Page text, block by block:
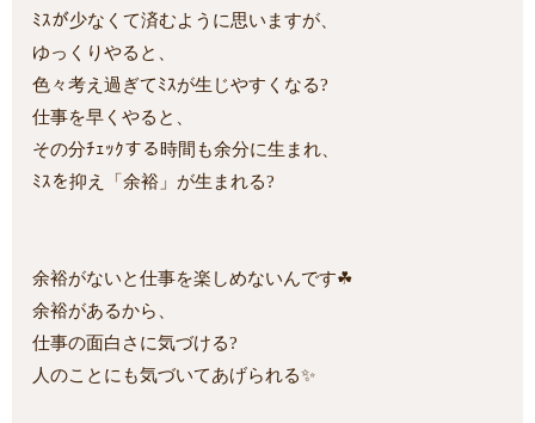
ﾐｽが少なくて済むように思いますが、
ゆっくりやると、
色々考え過ぎてﾐｽが生じやすくなる?
仕事を早くやると、
その分ﾁｪｯｸする時間も余分に生まれ、
ﾐｽを抑え「余裕」が生まれる?
余裕がないと仕事を楽しめないんです☘
余裕があるから、
仕事の面白さに気づける?
人のことにも気づいてあげられる✨